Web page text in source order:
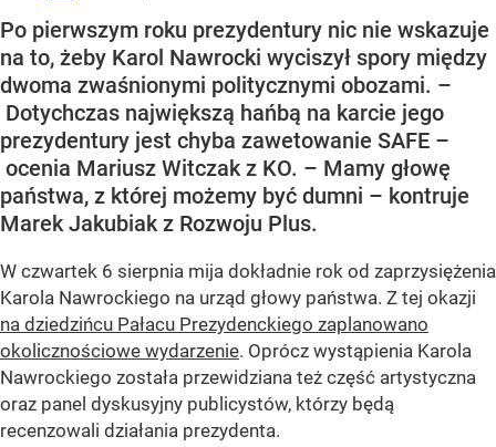
Po pierwszym roku prezydentury nic nie wskazuje
na to, żeby Karol Nawrocki wyciszył spory między
dwoma zwaśnionymi politycznymi obozami. –
Dotychczas największą hańbą na karcie jego
prezydentury jest chyba zawetowanie SAFE –
ocenia Mariusz Witczak z KO. – Mamy głowę
państwa, z której możemy być dumni – kontruje
Marek Jakubiak z Rozwoju Plus.
W czwartek 6 sierpnia mija dokładnie rok od zaprzysiężenia
Karola Nawrockiego na urząd głowy państwa. Z tej okazji
na dziedzińcu Pałacu Prezydenckiego zaplanowano
okolicznościowe wydarzenie. Oprócz wystąpienia Karola
Nawrockiego została przewidziana też część artystyczna
oraz panel dyskusyjny publicystów, którzy będą
recenzowali działania prezydenta.